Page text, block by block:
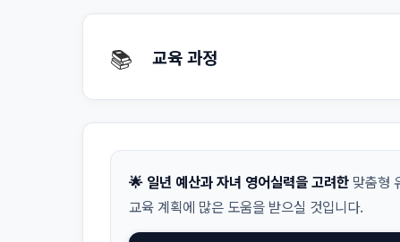
📚 교육 과정
🌟 일년 예산과 자녀 영어실력을 고려한 맞춤형
교육 계획에 많은 도움을 받으실 것입니다.